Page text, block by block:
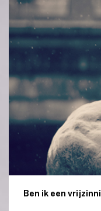
Ben ik een